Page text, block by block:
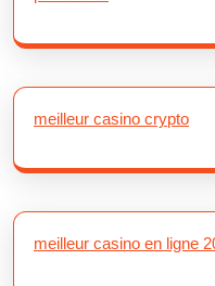
meilleur casino crypto
meilleur casino en ligne